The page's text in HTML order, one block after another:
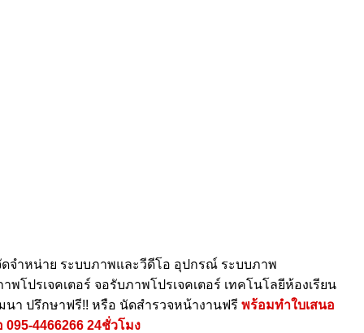
จำหน่าย ระบบภาพและวีดีโอ อุปกรณ์ ระบบภาพ
พโปรเจคเตอร์ จอรับภาพโปรเจคเตอร์ เทคโนโลยีห้องเรียน
า ปรึกษาฟรี!! หรือ นัดสำรวจหน้างานฟรี พร้อมทำใบเสนอ
095-4466266 24ชั่วโมง